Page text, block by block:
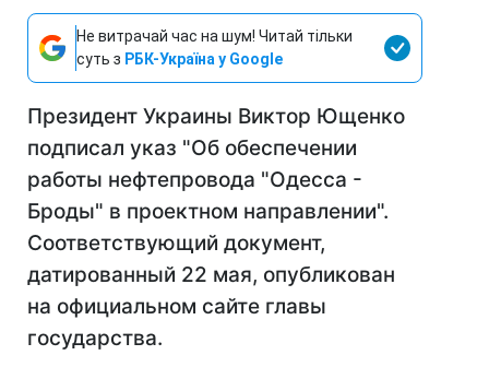
Не витрачай час на шум! Читай тільки
суть з РБК-Україна у Google
Президент Украины Виктор Ющенко
подписал указ "Об обеспечении
работы нефтепровода "Одесса -
Броды" в проектном направлении".
Соответствующий документ,
датированный 22 мая, опубликован
на официальном сайте главы
государства.